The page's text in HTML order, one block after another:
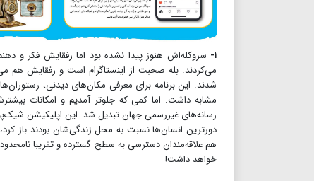
۱- سروکله‌اش هنوز پیدا نشده بود اما رفقایش فکر و
می‌کردند. بله صحبت از اینستاگرام است و رفقایش هم
شدند. این برنامه برای معرفی مکان‌های دیدنی،
رسانه‌های غیررسمی جهان تبدیل شد. این اپلیکیشن
دورترین انسان‌ها نسبت به محل زندگی‌شان بودند باز
هم علاقه‌مندان دسترسی به سطح گسترده و تقریبا
خواهد داشت!